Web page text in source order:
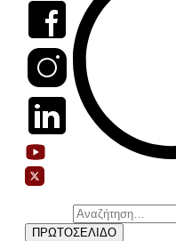
Αναζήτηση
για:
ΠΡΩΤΟΣΕΛΙΔΟ